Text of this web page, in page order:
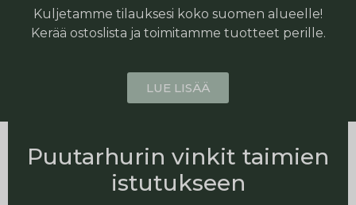
Kuljetamme tilauksesi koko suomen alueelle!
Kerää ostoslista ja toimitamme tuotteet perille.
LUE LISÄÄ
Puutarhurin vinkit taimien
istutukseen